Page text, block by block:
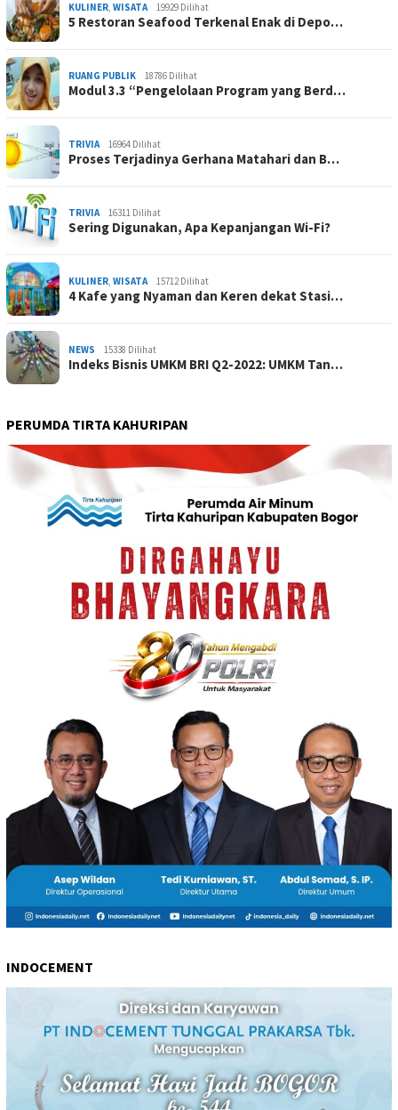
KULINER, WISATA 19929 Dilihat
5 Restoran Seafood Terkenal Enak di Depo…
RUANG PUBLIK 18786 Dilihat
Modul 3.3 “Pengelolaan Program yang Berd…
TRIVIA 16964 Dilihat
Proses Terjadinya Gerhana Matahari dan B…
TRIVIA 16311 Dilihat
Sering Digunakan, Apa Kepanjangan Wi-Fi?
KULINER, WISATA 15712 Dilihat
4 Kafe yang Nyaman dan Keren dekat Stasi…
NEWS 15338 Dilihat
Indeks Bisnis UMKM BRI Q2-2022: UMKM Tan…
PERUMDA TIRTA KAHURIPAN
INDOCEMENT